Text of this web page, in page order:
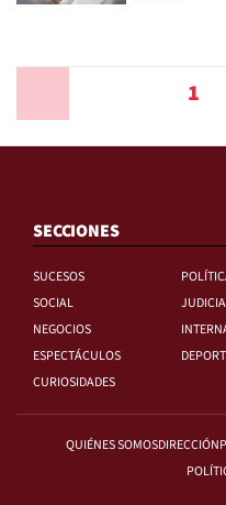
1
SECCIONES
SUCESOS
SOCIAL
NEGOCIOS
ESPECTÁCULOS
CURIOSIDADES
QUIÉNES SOMOSDIRECCIÓN